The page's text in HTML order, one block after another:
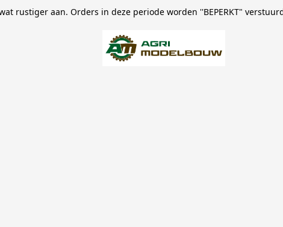
rustiger aan. Orders in deze periode worden ''BEPERKT"